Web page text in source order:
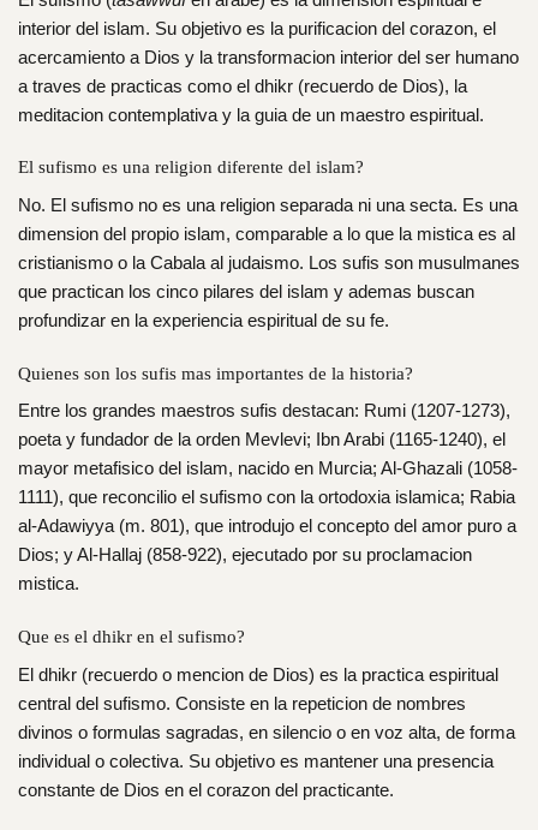
interior del islam. Su objetivo es la purificacion del corazon, el
acercamiento a Dios y la transformacion interior del ser humano
a traves de practicas como el dhikr (recuerdo de Dios), la
meditacion contemplativa y la guia de un maestro espiritual.
El sufismo es una religion diferente del islam?
No. El sufismo no es una religion separada ni una secta. Es una
dimension del propio islam, comparable a lo que la mistica es al
cristianismo o la Cabala al judaismo. Los sufis son musulmanes
que practican los cinco pilares del islam y ademas buscan
profundizar en la experiencia espiritual de su fe.
Quienes son los sufis mas importantes de la historia?
Entre los grandes maestros sufis destacan: Rumi (1207-1273),
poeta y fundador de la orden Mevlevi; Ibn Arabi (1165-1240), el
mayor metafisico del islam, nacido en Murcia; Al-Ghazali (1058-
1111), que reconcilio el sufismo con la ortodoxia islamica; Rabia
al-Adawiyya (m. 801), que introdujo el concepto del amor puro a
Dios; y Al-Hallaj (858-922), ejecutado por su proclamacion
mistica.
Que es el dhikr en el sufismo?
El dhikr (recuerdo o mencion de Dios) es la practica espiritual
central del sufismo. Consiste en la repeticion de nombres
divinos o formulas sagradas, en silencio o en voz alta, de forma
individual o colectiva. Su objetivo es mantener una presencia
constante de Dios en el corazon del practicante.